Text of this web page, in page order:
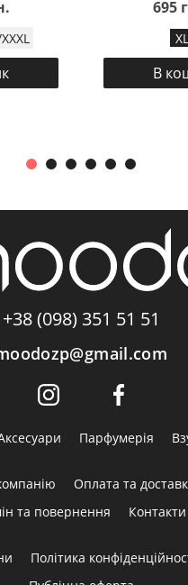
695
XL
В
+38 (098) 351 51 51
Парфумерія
Оплата та
та повернення
Контакти
Політика